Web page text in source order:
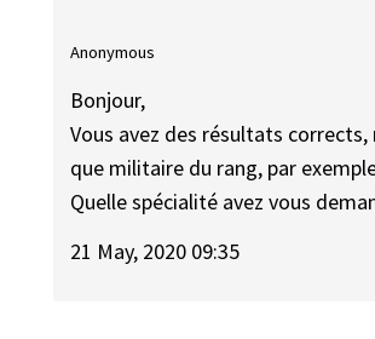
Anonymous
Bonjour,
Vous avez des résultats
que militaire du rang, par
Quelle spécialité avez vous
21 May, 2020 09:35